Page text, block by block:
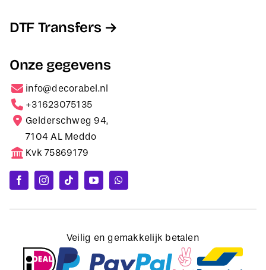
DTF Transfers
Onze gegevens
info@decorabel.nl
+31623075135
Gelderschweg 94,
7104 AL Meddo
Kvk 75869179
Veilig en gemakkelijk betalen